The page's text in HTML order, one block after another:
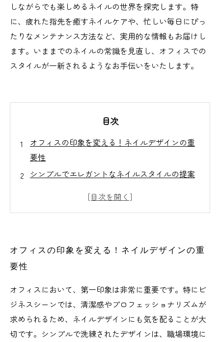
しながらでも楽しめるネイルの世界を探究します。特
に、疲れた指先を癒すネイルケアや、忙しい毎日にぴっ
たりなメンテナンス方法など、実用的な情報もお届けし
ます。いままでのネイルの常識を見直し、オフィスでの
スタイルが一新されるようなお手伝いをいたします。
目次
オフィスの印象を変える！ネイルデザインの重
要性
シンプルでエレガントなネイルスタイルの提案
ビジネスシーンで映えるカラーパレットの選び
メ
新しいオフィススタイルの確立！ネイルの力を
信じて
オフィスの印象を変える！ネイルデザインの重
要性
オフィスにおいて、第一印象は非常に重要です。特にビ
ジネスシーンでは、清潔感やプロフェッショナリズムが
求められるため、ネイルデザインにも気を配ることが大
切です。シンプルで洗練されたデザインは、職場環境に